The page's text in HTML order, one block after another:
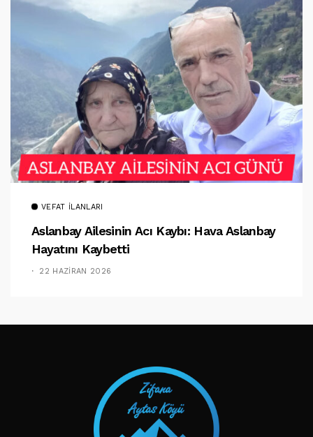
VEFAT İLANLARI
Aslanbay Ailesinin Acı Kaybı: Hava Aslanbay
Hayatını Kaybetti
22 HAZIRAN 2026
TAKIP ET